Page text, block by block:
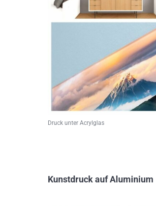
Druck unter Acrylglas
Kunstdruck auf Aluminium